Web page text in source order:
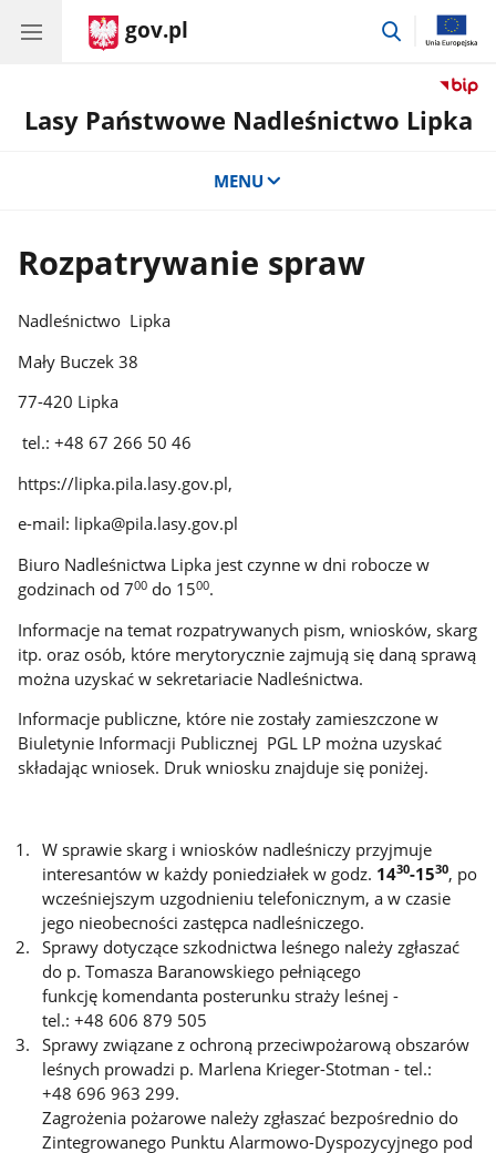
gov.pl
przejdź
Lasy Państwowe Nadleśnictwo Lipka
MENU
Rozpatrywanie spraw
Nadleśnictwo Lipka
Mały Buczek 38
77-420 Lipka
tel.: +48 67 266 50 46
https://lipka.pila.lasy.gov.pl,
e-mail: lipka@pila.lasy.gov.pl
Biuro Nadleśnictwa Lipka jest czynne w dni robocze w
godzinach od 700 do 1500.
Informacje na temat rozpatrywanych pism, wniosków, skarg
itp. oraz osób, które merytorycznie zajmują się daną sprawą
można uzyskać w sekretariacie Nadleśnictwa.
Informacje publiczne, które nie zostały zamieszczone w
Biuletynie Informacji Publicznej PGL LP można uzyskać
składając wniosek. Druk wniosku znajduje się poniżej.
W sprawie skarg i wniosków nadleśniczy przyjmuje
interesantów w każdy poniedziałek w godz. 1430-1530, po
wcześniejszym uzgodnieniu telefonicznym, a w czasie
jego nieobecności zastępca nadleśniczego.
Sprawy dotyczące szkodnictwa leśnego należy zgłaszać
do p. Tomasza Baranowskiego pełniącego
funkcję komendanta posterunku straży leśnej -
tel.: +48 606 879 505
Sprawy związane z ochroną przeciwpożarową obszarów
leśnych prowadzi p. Marlena Krieger-Stotman - tel.:
+48 696 963 299.
Zagrożenia pożarowe należy zgłaszać bezpośrednio do
Zintegrowanego Punktu Alarmowo-Dyspozycyjnego pod